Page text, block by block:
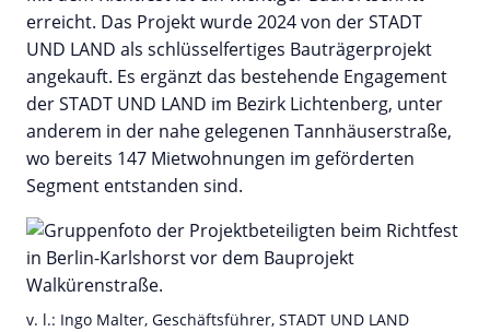
erreicht. Das Projekt wurde 2024 von der STADT
UND LAND als schlüsselfertiges Bauträgerprojekt
angekauft. Es ergänzt das bestehende Engagement
der STADT UND LAND im Bezirk Lichtenberg, unter
anderem in der nahe gelegenen Tannhäuserstraße,
wo bereits 147 Mietwohnungen im geförderten
Segment entstanden sind.
v. l.: Ingo Malter, Geschäftsführer, STADT UND LAND